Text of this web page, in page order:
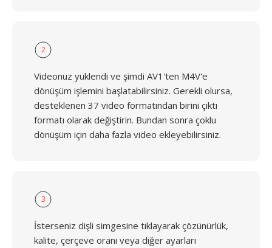
2
Videonuz yüklendi ve şimdi AV1'ten M4V'e
dönüşüm işlemini başlatabilirsiniz. Gerekli olursa,
desteklenen 37 video formatından birini çıktı
formatı olarak değiştirin. Bundan sonra çoklu
dönüşüm için daha fazla video ekleyebilirsiniz.
3
İsterseniz dişli simgesine tıklayarak çözünürlük,
kalite, çerçeve oranı veya diğer ayarları